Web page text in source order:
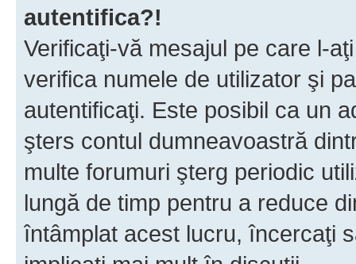
autentifica?!
Verificaţi-vă mesajul pe care l-
verifica numele de utilizator şi
autentificaţi. Este posibil ca un
şters contul dumneavoastră
multe forumuri şterg periodic
lungă de timp pentru a reduce
întâmplat acest lucru, încercaţi